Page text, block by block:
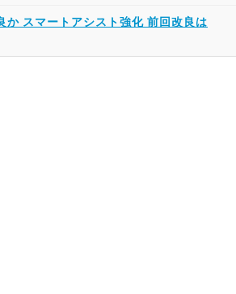
スマートアシスト強化 前回改良は